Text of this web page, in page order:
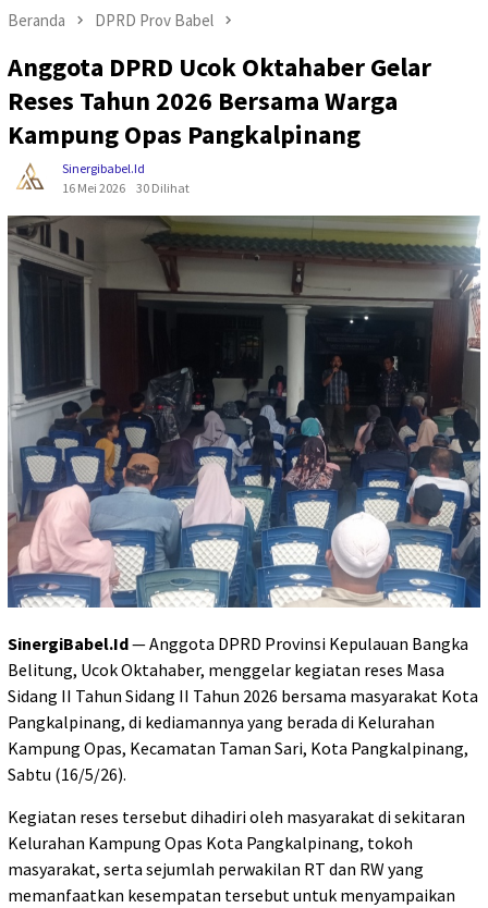
Beranda DPRD Prov Babel
Anggota DPRD Ucok Oktahaber Gelar
Reses Tahun 2026 Bersama Warga
Kampung Opas Pangkalpinang
Sinergibabel.id
16 Mei 2026
30 Dilihat
SinergiBabel.Id— Anggota DPRD Provinsi Kepulauan Bangka
Belitung, Ucok Oktahaber, menggelar kegiatan reses Masa
Sidang II Tahun Sidang II Tahun 2026 bersama masyarakat Kota
Pangkalpinang, di kediamannya yang berada di Kelurahan
Kampung Opas, Kecamatan Taman Sari, Kota Pangkalpinang,
Sabtu (16/5/26).
Kegiatan reses tersebut dihadiri oleh masyarakat di sekitaran
Kelurahan Kampung Opas Kota Pangkalpinang, tokoh
masyarakat, serta sejumlah perwakilan RT dan RW yang
memanfaatkan kesempatan tersebut untuk menyampaikan